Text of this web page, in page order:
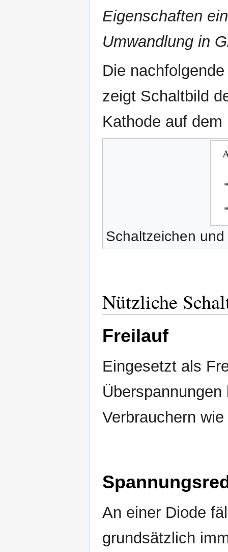
Eigenschaften
Umwandlung in
Die
zeigt Schaltbild
Kathode auf dem
Schaltzeichen
Nützliche
Freilauf
Eingesetzt als
Verbrauchern
An einer Diode
grundsätzlich